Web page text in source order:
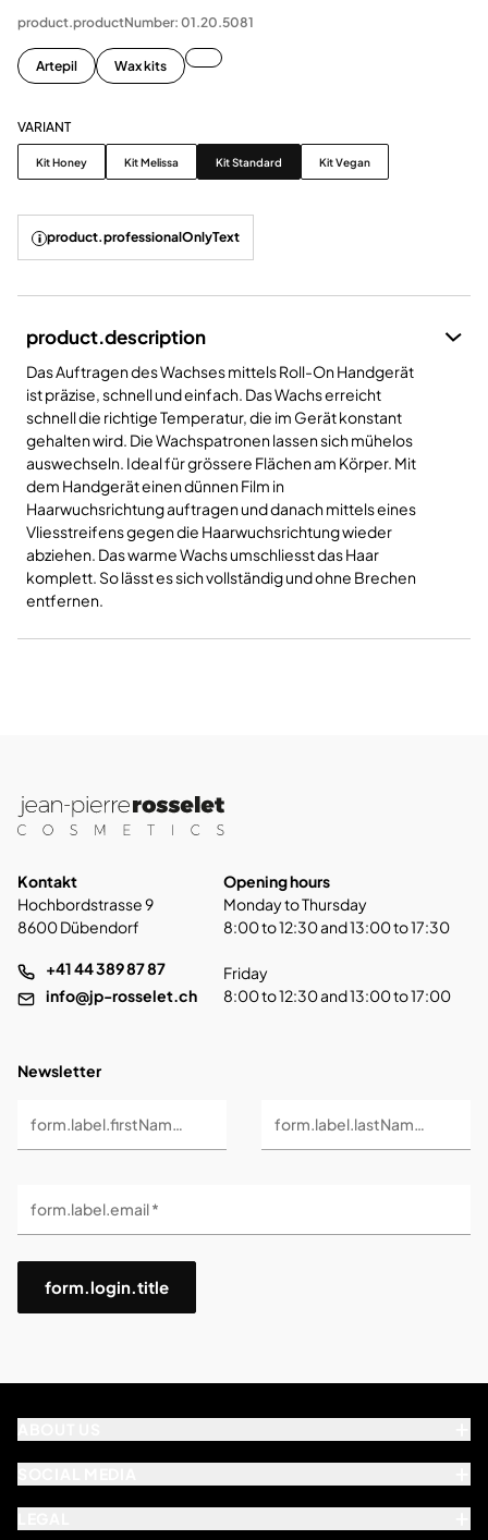
product.productNumber: 01.20.5081
Artepil Wax kits
VARIANT
Variant
Kit Honey Kit Melissa Kit Standard Kit Vegan
product.professionalOnlyText
product.description
Das Auftragen des Wachses mittels Roll-On Handgerät
ist präzise, schnell und einfach. Das Wachs erreicht
schnell die richtige Temperatur, die im Gerät konstant
gehalten wird. Die Wachspatronen lassen sich mühelos
auswechseln. Ideal für grössere Flächen am Körper. Mit
dem Handgerät einen dünnen Film in
Haarwuchsrichtung auftragen und danach mittels eines
Vliesstreifens gegen die Haarwuchsrichtung wieder
abziehen. Das warme Wachs umschliesst das Haar
komplett. So lässt es sich vollständig und ohne Brechen
entfernen.
Kontakt
Hochbordstrasse 9
8600 Dübendorf
+41 44 389 87 87
info@jp-rosselet.ch
Opening hours
Monday to Thursday
8:00 to 12:30 and 13:00 to 17:30
Friday
8:00 to 12:30 and 13:00 to 17:00
Newsletter
form.label.firstName * form.label.lastName *
form.label.email *
form.login.title